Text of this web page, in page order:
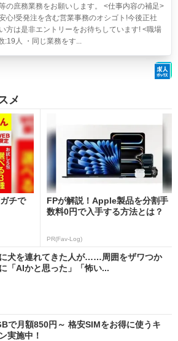
の庶務業務をお願いします。 <仕事内容の補足>
心!受発注を含む営業事務のオシゴト!今後正社
方は是非エントリーをお待ちしています! <職場
:19人 ・同じ業務をす...
メ
チで
FPが解説！Apple製品を分割手
数料0円で入手する方法とは？
PR(Fav-Log)
犬を連れてきた人が……周囲をザワつか
「AIかと思った」「怖い...
で月額850円～ 格安SIMをお得に使うキ
実施中！